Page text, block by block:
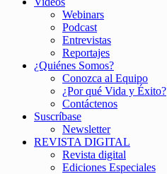
Webinars
Podcast
Entrevistas
Reportajes
¿Quiénes Somos?
Conozca al Equipo
¿Por qué Vida y Éxito?
Contáctenos
Suscríbase
Newsletter
REVISTA DIGITAL
Revista digital
Ediciones Especiales